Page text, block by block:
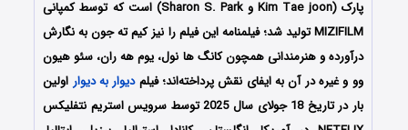
پارک (Kim Tae joon و Sharon S. Park) است که توسط کمپانی‌
MIZIFILM تولید شد؛ فیلمنامه این فیلم را نیز کیم ته جون
به نگارش
درآورده و هنرمندانی همچونکانگ ها نول، یوم هه ران، سئو هیون
وو و غیره در آن به ایفای نقش پرداخته‌اند؛ فیلمدیوار به دیوار اولین
بار در تاریخ 18 جولای سال 2025 توسط سرویس استریم نتفلیکس